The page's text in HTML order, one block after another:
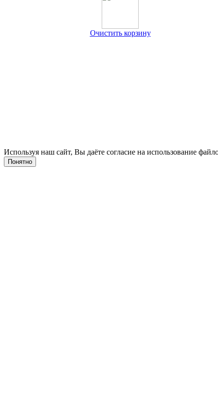
Очистить корзину
Используя наш сайт, Вы даёте согласие на использование
Понятно